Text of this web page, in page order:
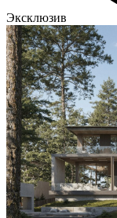
Эксклюзив